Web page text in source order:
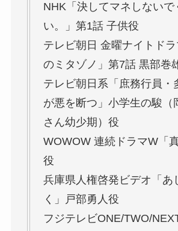
NHK「決してマネしないで
い。」第1話 子供役
テレビ朝日 金曜ナイトド
のミタゾノ」第7話 黒部巻
テレビ朝日系「庶務行員・
が悪を断つ」小学生の駿（
さん幼少期）役
WOWOW 連続ドラマW「
役
兵庫県人権啓発ビデオ「あ
く」戸部勇人役
フジテレビONE/TWO/